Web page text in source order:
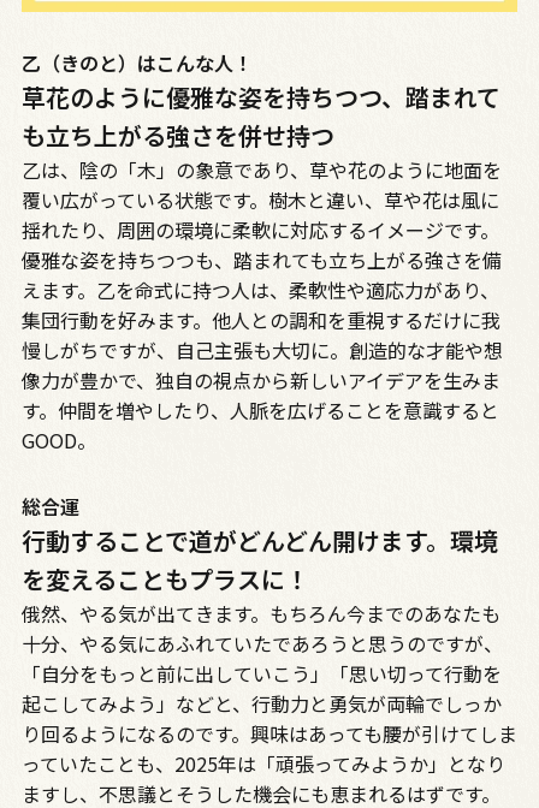
乙（きのと）はこんな人！
草花のように優雅な姿を持ちつつ、踏まれて
も立ち上がる強さを併せ持つ
乙は、陰の「木」の象意であり、草や花のように地面を
覆い広がっている状態です。樹木と違い、草や花は風に
揺れたり、周囲の環境に柔軟に対応するイメージです。
優雅な姿を持ちつつも、踏まれても立ち上がる強さを備
えます。乙を命式に持つ人は、柔軟性や適応力があり、
集団行動を好みます。他人との調和を重視するだけに我
慢しがちですが、自己主張も大切に。創造的な才能や想
像力が豊かで、独自の視点から新しいアイデアを生みま
す。仲間を増やしたり、人脈を広げることを意識すると
GOOD。
総合運
行動することで道がどんどん開けます。環境
を変えることもプラスに！
俄然、やる気が出てきます。もちろん今までのあなたも
十分、やる気にあふれていたであろうと思うのですが、
「自分をもっと前に出していこう」「思い切って行動を
起こしてみよう」などと、行動力と勇気が両輪でしっか
り回るようになるのです。興味はあっても腰が引けてしま
っていたことも、2025年は「頑張ってみようか」となり
ますし、不思議とそうした機会にも恵まれるはずです。